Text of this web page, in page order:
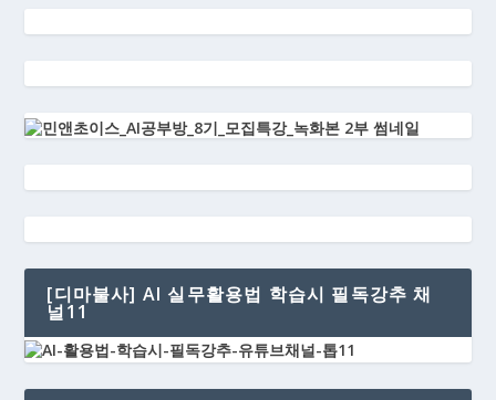
[디마불사] AI 실무활용법 학습시 필독강추 채
널11